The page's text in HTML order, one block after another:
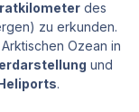
des
zu erkunden.
Ozean in
und
.